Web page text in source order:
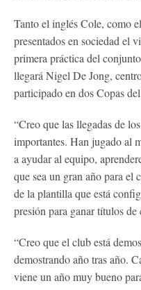
Tanto el inglés Cole, como
presentados en sociedad el
primera práctica del
llegará Nigel De Jong,
participado en dos Copas
“Creo que las llegadas de
importantes. Han jugado al
a ayudar al equipo,
que sea un gran año para el
de la plantilla que está
presión para ganar títulos de
“Creo que el club está
demostrando año tras año.
viene un año muy bueno